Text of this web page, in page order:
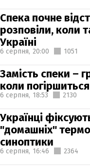
Спека почне
розповіли, коли
Україні
6 серпня, 20:00 1051
Замість спеки –
коли
6 серпня, 18:53 2130
Українці
"домашніх"
синоптики
6 серпня, 16:46 2364